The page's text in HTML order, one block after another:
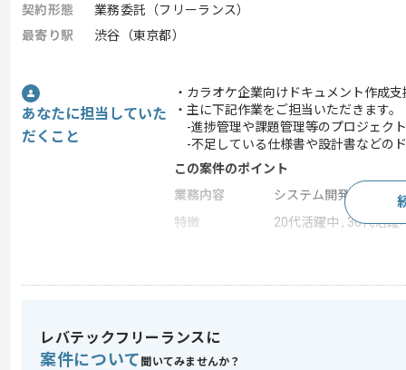
契約形態
業務委託（フリーランス）
最寄り駅
渋谷（東京都）
あなたに担当していた
だくこと
・カラオケ企業向けドキュメント作成
・主に下記作業をご担当いただきます。
-進捗管理や課題管理等のプロジェク
-不足している仕様書や設計書などの
この案件のポイント
業務内容
システム開発
特徴
20代活躍中 , 30代活躍
・設計書や仕様書作成の経験
レバテックフリーランスに
案件について 聞いてみませんか？